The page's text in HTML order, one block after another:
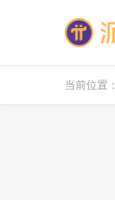
当前位置：